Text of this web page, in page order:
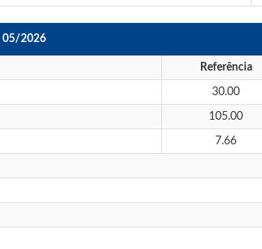
05/2026
Referência
30.00
105.00
7.66